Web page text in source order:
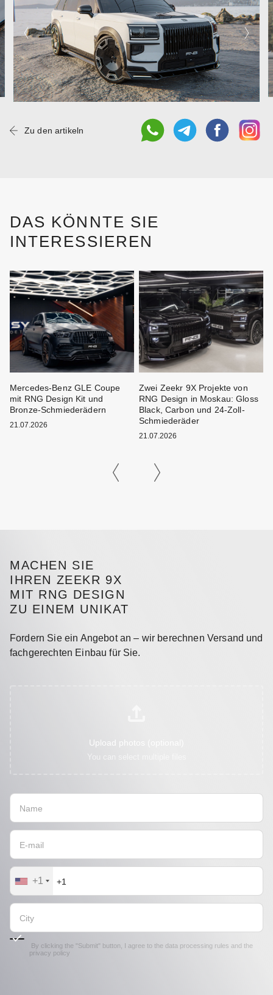
Zu den artikeln
DAS KÖNNTE SIE
INTERESSIEREN
Mercedes-Benz GLE Coupe
mit RNG Design Kit und
Bronze-Schmiederädern
21.07.2026
Zwei Zeekr 9X Projekte von
RNG Design in Moskau: Gloss
Black, Carbon und 24-Zoll-
Schmiederäder
21.07.2026
MACHEN SIE
IHREN ZEEKR 9X
MIT RNG DESIGN
ZU EINEM UNIKAT
Fordern Sie ein Angebot an – wir berechnen Versand und
fachgerechten Einbau für Sie.
Upload photos (optional)
+1
By clicking the "Submit" button, I agree to the data processing rules and the
privacy policy